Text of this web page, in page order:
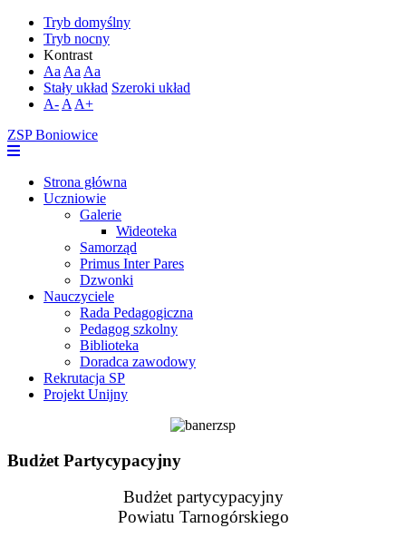
Tryb domyślny
Tryb nocny
Kontrast
Aa Aa Aa
Stały układ Szeroki układ
A- A A+
ZSP Boniowice
Strona główna
Uczniowie
Galerie
Wideoteka
Samorząd
Primus Inter Pares
Dzwonki
Nauczyciele
Rada Pedagogiczna
Pedagog szkolny
Biblioteka
Doradca zawodowy
Rekrutacja SP
Projekt Unijny
Budżet Partycypacyjny
Budżet partycypacyjny
Powiatu Tarnogórskiego